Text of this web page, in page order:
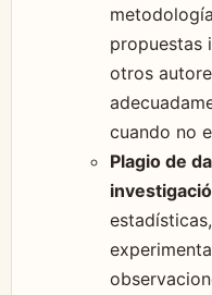
propuestas
otros
cuando no
Plagio de